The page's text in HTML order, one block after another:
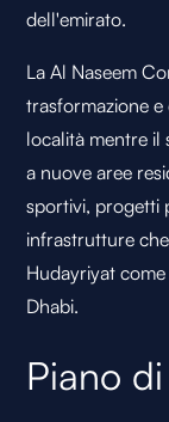
dell'emirato.
La Al Naseem
trasformazione
località mentre il
a nuove aree
sportivi, progetti
infrastrutture
Hudayriyat
Dhabi.
Piano